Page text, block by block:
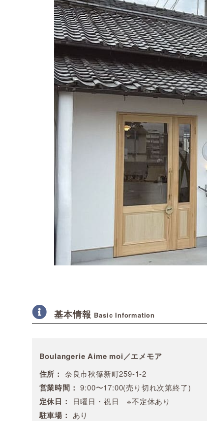
基本情報 Basic Information
Boulangerie Aime moi／エメモア
住所： 奈良市秋篠新町259-1-2
営業時間： 9:00〜17:00(売り切れ次第終了)
定休日： 日曜日・祝日 ※不定休あり
駐車場： あり